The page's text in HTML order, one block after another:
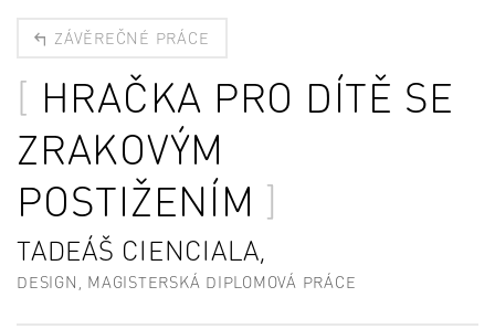
ZÁVĚREČNÉ PRÁCE
HRAČKA PRO DÍTĚ SE
ZRAKOVÝM
POSTIŽENÍM
TADEÁŠ CIENCIALA,
DESIGN, MAGISTERSKÁ DIPLOMOVÁ PRÁCE